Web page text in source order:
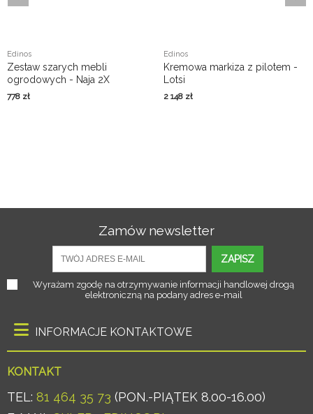
Edinos
Zestaw szarych mebli
ogrodowych - Naja 2X
778 zł
Edinos
Kremowa markiza z pilotem -
Lotsi
2 148 zł
Zamów newsletter
ZAPISZ
Wyrażam zgodę na otrzymywanie informacji handlowej drogą
elektroniczną na podany adres e-mail
INFORMACJE KONTAKTOWE
KONTAKT
TEL: 81 464 35 73 (PON.-PIĄTEK 8.00-16.00)